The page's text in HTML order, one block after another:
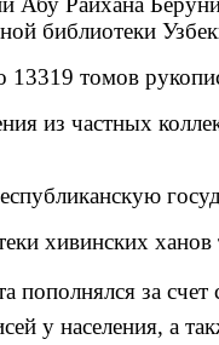
библиотеки
томов
из частных
хивинских ханов
за счет
у населения, а